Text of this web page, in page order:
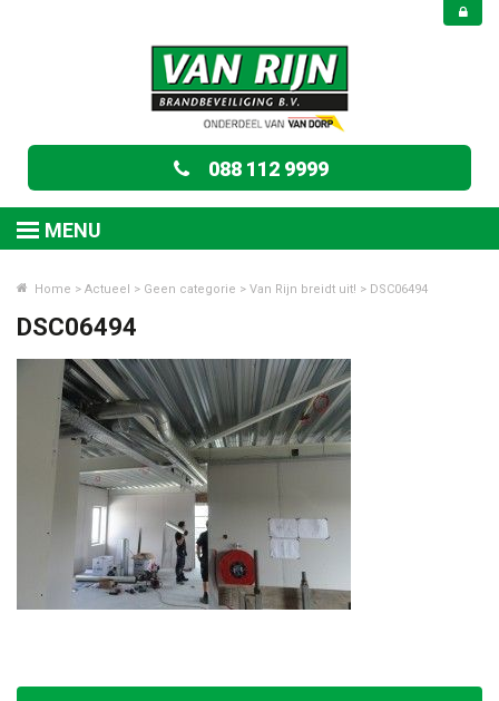
088 112 9999
MENU
Home > Actueel > Geen categorie > Van Rijn breidt uit! > DSC06494
DSC06494